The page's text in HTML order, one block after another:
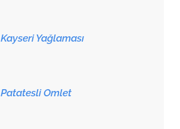
Kayseri Yağlaması
Patatesli Omlet